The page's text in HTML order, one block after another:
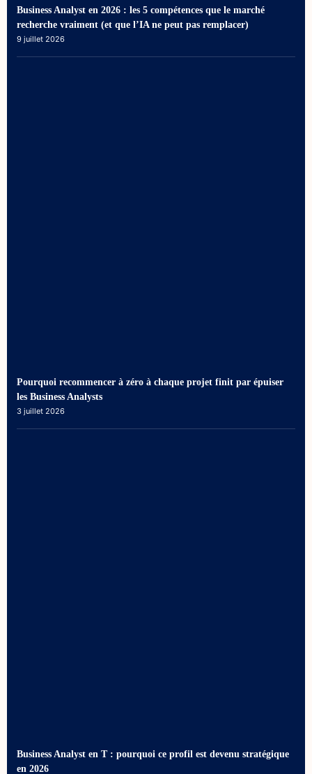
Business Analyst en 2026 : les 5 compétences que le marché
recherche vraiment (et que l’IA ne peut pas remplacer)
9 juillet 2026
Pourquoi recommencer à zéro à chaque projet finit par épuiser
les Business Analysts
3 juillet 2026
Business Analyst en T : pourquoi ce profil est devenu stratégique
en 2026